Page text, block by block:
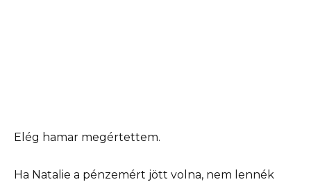
Elég hamar megértettem.
Ha Natalie a pénzemért jött volna, nem lennék